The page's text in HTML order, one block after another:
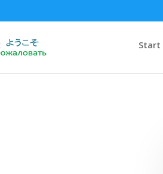
Start